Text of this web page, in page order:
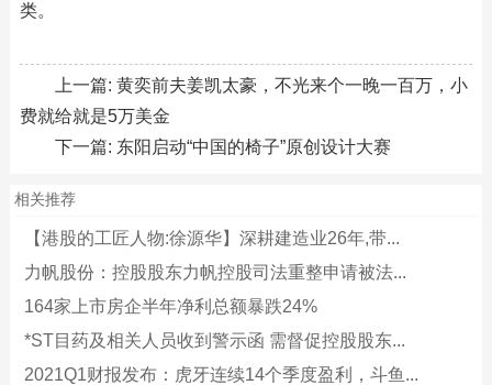
类。
上一篇: 黄奕前夫姜凯太豪，不光来个一晚一百万，小
费就给就是5万美金
下一篇: 东阳启动“中国的椅子”原创设计大赛
相关推荐
【港股的工匠人物:徐源华】深耕建造业26年,带...
力帆股份：控股股东力帆控股司法重整申请被法...
164家上市房企半年净利总额暴跌24%
*ST目药及相关人员收到警示函 需督促控股股东...
2021Q1财报发布：虎牙连续14个季度盈利，斗鱼...